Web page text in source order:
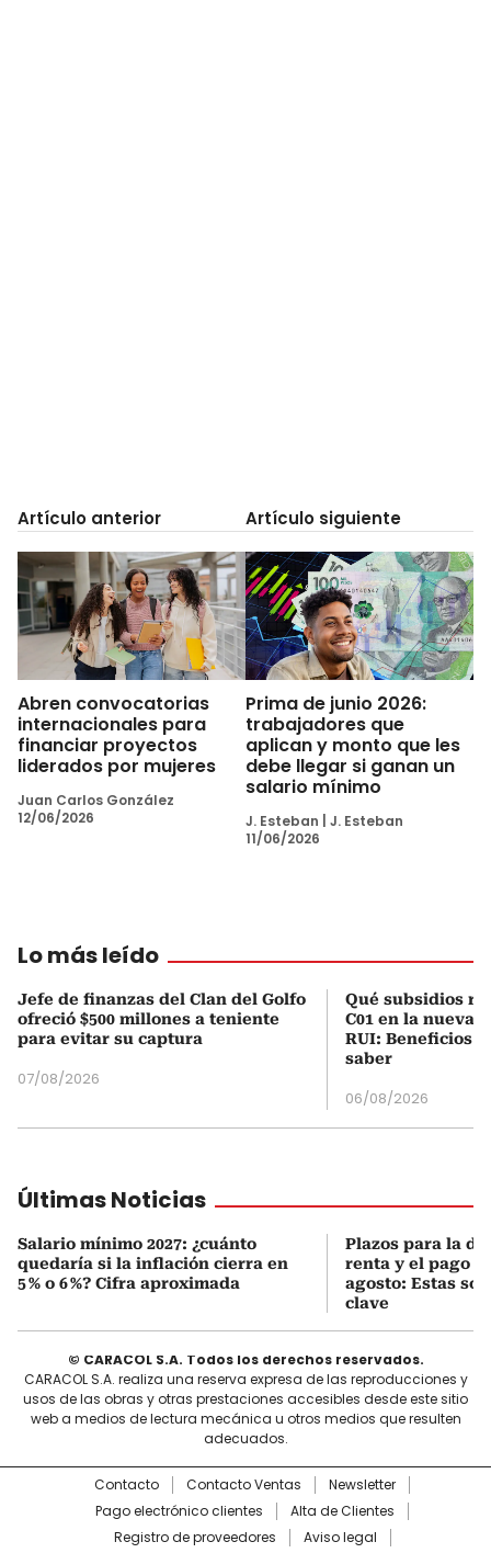
Artículo anterior
Abren convocatorias
internacionales para
financiar proyectos
liderados por mujeres
Juan Carlos González
12/06/2026
Artículo siguiente
Prima de junio 2026:
trabajadores que
aplican y monto que les
debe llegar si ganan un
salario mínimo
J. Esteban
J. Esteban
11/06/2026
Lo más leído
Jefe de finanzas del Clan del Golfo
ofreció $500 millones a teniente
para evitar su captura
07/08/2026
Qué subsidios
C01 en la nueva
RUI: Beneficios
saber
06/08/2026
Últimas Noticias
Salario mínimo 2027: ¿cuánto
quedaría si la inflación cierra en
5 % o 6 %? Cifra aproximada
Plazos para la
renta y el pago
agosto: Estas
clave
© CARACOL S.A. Todos los derechos reservados.
CARACOL S.A. realiza una reserva expresa de las reproducciones y
usos de las obras y otras prestaciones accesibles desde este sitio
web a medios de lectura mecánica u otros medios que resulten
adecuados.
Contacto Contacto Ventas
Newsletter
Pago electrónico clientes
Alta de Clientes
Registro de proveedores
Aviso legal